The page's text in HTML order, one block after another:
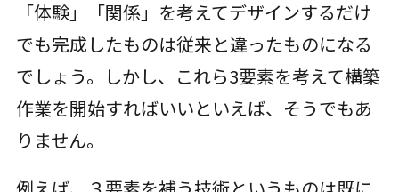
「体験」「関係」を考えてデザインするだけ
でも完成したものは従来と違ったものになる
でしょう。しかし、これら3要素を考えて構築
作業を開始すればいいといえば、そうでもあ
りません。